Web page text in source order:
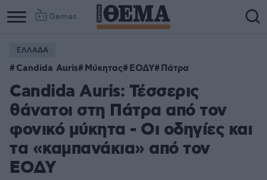
Games
ΕΛΛΑΔΑ
Candida Auris Μύκητας ΕΟΔΥ Πάτρα
Candida Auris: Τέσσερις
θάνατοι στη Πάτρα από τον
φονικό μύκητα - Οι οδηγίες και
τα «καμπανάκια» από τον
ΕΟΔΥ